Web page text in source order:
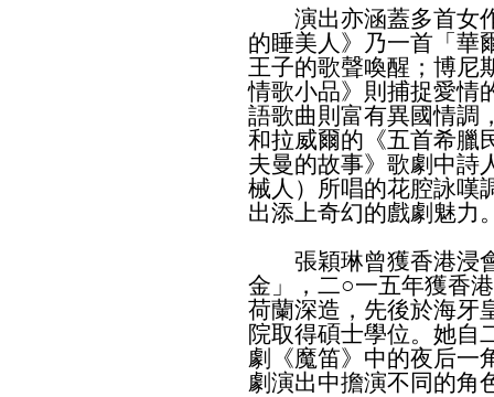
演出亦涵蓋多首女作
的睡美人》乃一首「華
王子的歌聲喚醒；博尼
情歌小品》則捕捉愛情
語歌曲則富有異國情調
和拉威爾的《五首希臘
夫曼的故事》歌劇中詩
械人）所唱的花腔詠嘆
出添上奇幻的戲劇魅力
張穎琳曾獲香港浸會
金」，二○一五年獲香
荷蘭深造，先後於海牙
院取得碩士學位。她自
劇《魔笛》中的夜后一
劇演出中擔演不同的角